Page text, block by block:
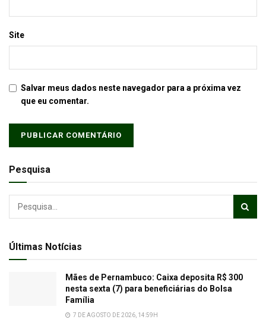
Site
Salvar meus dados neste navegador para a próxima vez
que eu comentar.
Pesquisa
Últimas Notícias
Mães de Pernambuco: Caixa deposita R$ 300
nesta sexta (7) para beneficiárias do Bolsa
Família
7 DE AGOSTO DE 2026, 14:59H